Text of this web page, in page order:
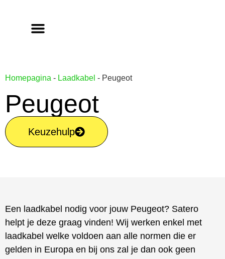
Homepagina - Laadkabel - Peugeot
Peugeot
Keuzehulp
Een laadkabel nodig voor jouw Peugeot? Satero
helpt je deze graag vinden! Wij werken enkel met
laadkabel welke voldoen aan alle normen die er
gelden in Europa en bij ons zal je dan ook geen